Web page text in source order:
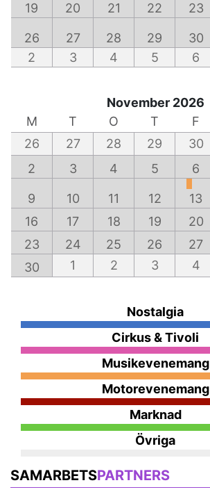
19 20 21 22 23
26 27 28 29 30
2
3 4 5 6
November 2026
M
T O T F
26
27 28 29 30
2
3 4 5 6
9 10 11 12 13
16
17 18 19 20
23
24 25 26 27
30
1 2 3 4
Nostalgia
Cirkus & Tivoli
Musikevenemang
Motorevenemang
Marknad
Övriga
SAMARBETSPARTNERS